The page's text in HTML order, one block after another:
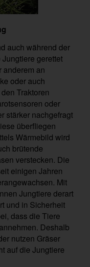
auch während der
gerettet
anderem an
oder auch
Traktoren
oder
stärker nachgefragt
überfliegen
Wärmebild wird
brütende
verstecken. Die
einigen Jahren
Mit
Jungtiere derart
und in Sicherheit
dass die Tiere
Deshalb
nutzen Gräser
auf die Jungtiere